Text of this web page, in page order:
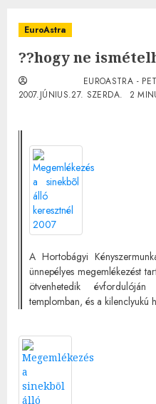
EuroAstra
??hogy ne
EUROASTRA -
2007.JÚNIUS.27. SZERDA.
2
A Hortobágyi
ünnepélyes megemlékezést
ötvenhetedik
templomban, és a kilenclyukú